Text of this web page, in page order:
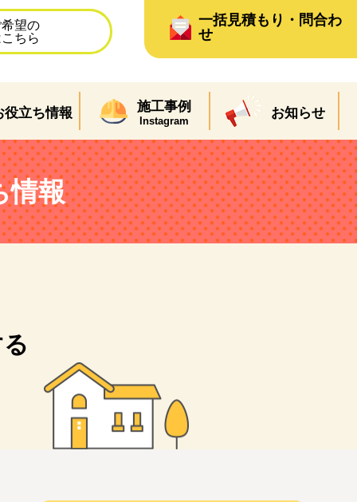
望の
ちら
一括見積もり・問合わ
せ
役立ち情報 施工事例
Instagram お知らせ
情報